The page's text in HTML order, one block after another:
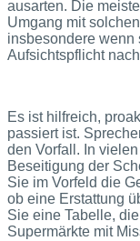
ausarten. Die
Umgang mit
insbesondere wenn
Aufsichtspflicht
Es ist hilfreich,
passiert ist.
den Vorfall. In
Beseitigung der
Sie im Vorfeld die
ob eine Erstattung
Sie eine Tabelle,
Supermärkte mit